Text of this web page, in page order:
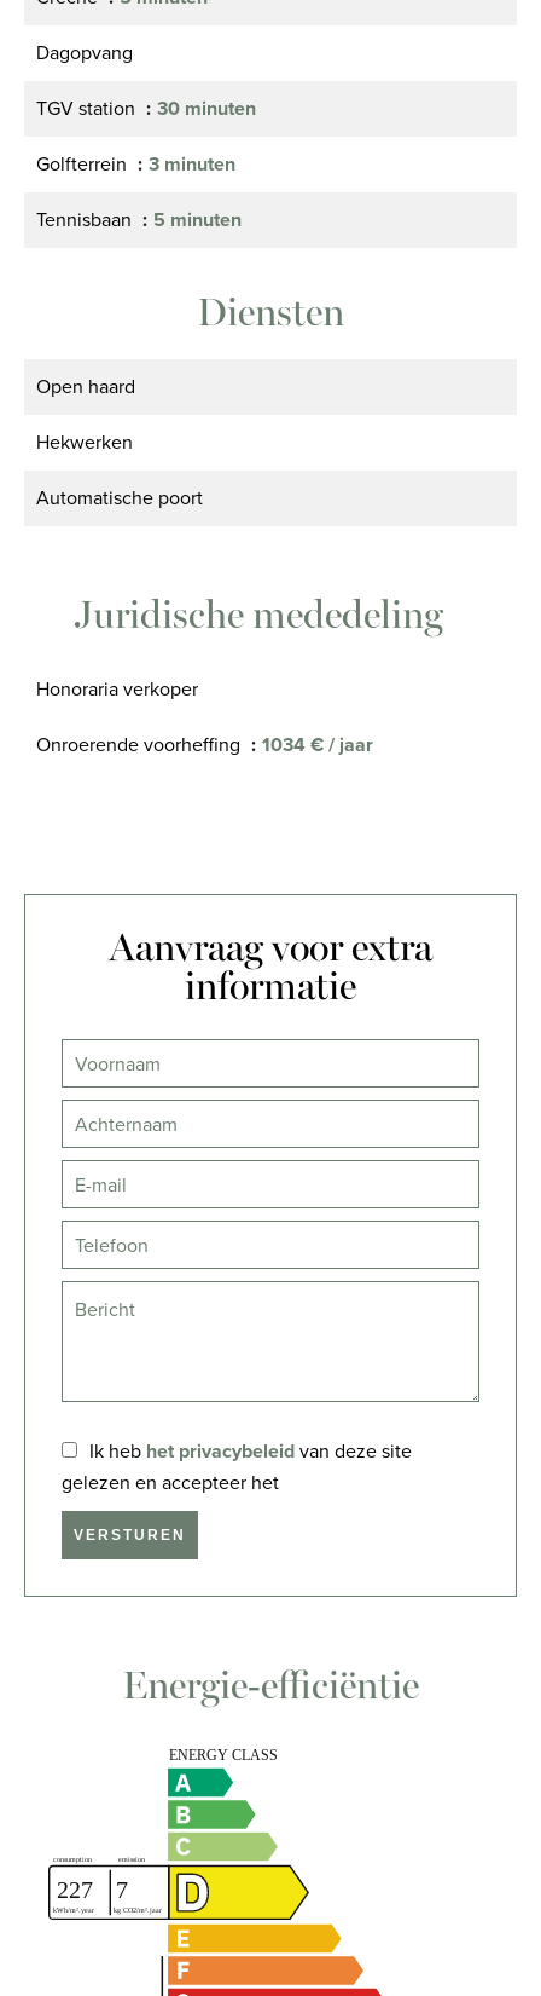
Dagopvang
TGV station
30 minuten
Golfterrein
3 minuten
Tennisbaan
5 minuten
Diensten
Open haard
Hekwerken
Automatische poort
Juridische mededeling
Honoraria verkoper
Onroerende voorheffing
1034 € / jaar
Aanvraag voor extra
informatie
Ik heb het privacybeleidvan deze site
gelezen en accepteer het
VERSTUREN
Energie-efficiëntie